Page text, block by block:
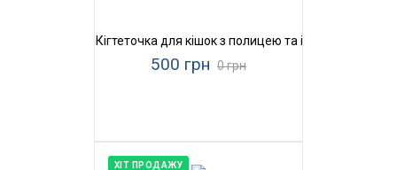
Кігтеточка для кішок з полицею та іграшками
500 грн 0 грн
ХІТ ПРОДАЖУ